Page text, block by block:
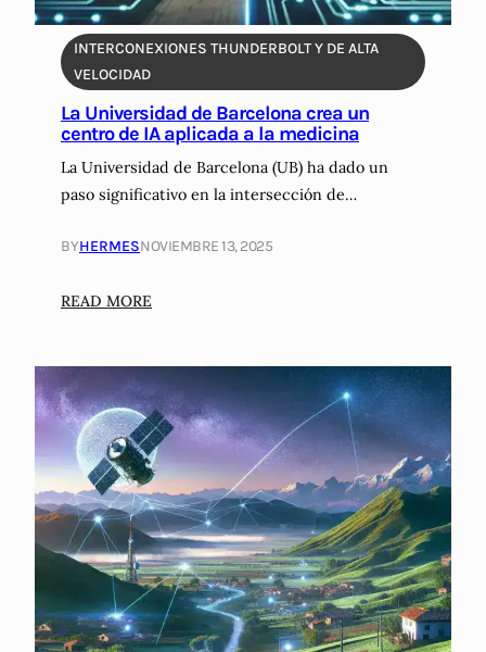
INTERCONEXIONES THUNDERBOLT Y DE ALTA
VELOCIDAD
La Universidad de Barcelona crea un
centro de IA aplicada a la medicina
La Universidad de Barcelona (UB) ha dado un
paso significativo en la intersección de…
BYHERMESNOVIEMBRE 13, 2025
READ MORE
U
n
i
v
e
r
s
i
d
a
d